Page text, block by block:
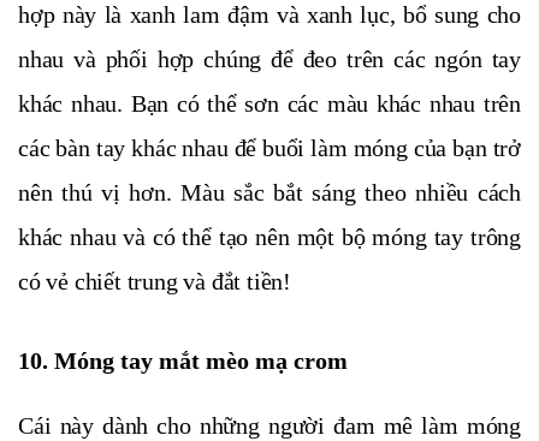
hợp này là xanh lam đậm và xanh lục, bổ sung cho
nhau và phối hợp chúng để đeo trên các ngón tay
khác nhau. Bạn có thể sơn các màu khác nhau trên
các bàn tay khác nhau để buổi làm móng của bạn trở
nên thú vị hơn. Màu sắc bắt sáng theo nhiều cách
khác nhau và có thể tạo nên một bộ móng tay trông
có vẻ chiết trung và đắt tiền!
10. Móng tay mắt mèo mạ crom
Cái này dành cho những người đam mê làm móng